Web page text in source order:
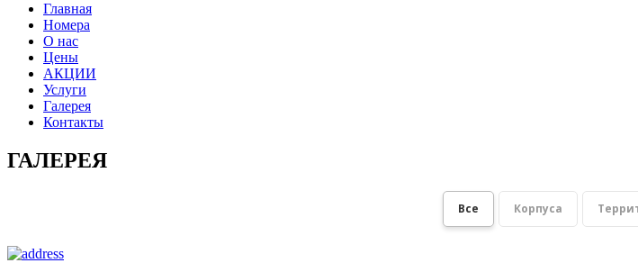
Главная
Номера
О нас
Цены
АКЦИИ
Услуги
Галерея
Контакты
ГАЛЕРЕЯ
Все Корпуса